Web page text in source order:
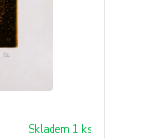
Skladem 1 ks